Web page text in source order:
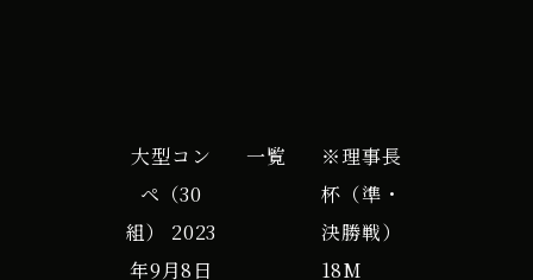
大型コン
ペ（30
組） 2023
年9月8日
一覧
※理事長
杯（準・
決勝戦）
18M